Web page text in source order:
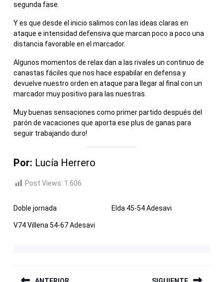
segunda fase.
Y es que desde el inicio salimos con las ideas claras en
ataque e intensidad defensiva que marcan poco a poco una
distancia favorable en el marcador.
Algunos momentos de relax dan a las rivales un continuo de
canastas fáciles que nos hace espabilar en defensa y
devuelve nuestro orden en ataque para llegar al final con un
marcador muy positivo para las nuestras.
Muy buenas sensaciones como primer partido después del
parón de vacaciones que aporta ese plus de ganas para
seguir trabajando duro!
Por: Lucía Herrero
Post Views: 1.606
Doble jornada Elda 45-54 Adesavi
V74 Villena 54-67 Adesavi